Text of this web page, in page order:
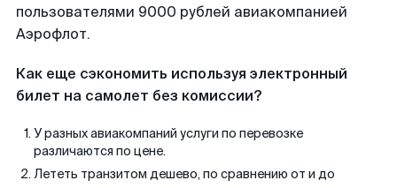
пользователями 9000 рублей авиакомпанией
Аэрофлот.
Как еще сэкономить используя электронный
билет на самолет без комиссии?
У разных авиакомпаний услуги по перевозке
различаются по цене.
Лететь транзитом дешево, по сравнению от и до